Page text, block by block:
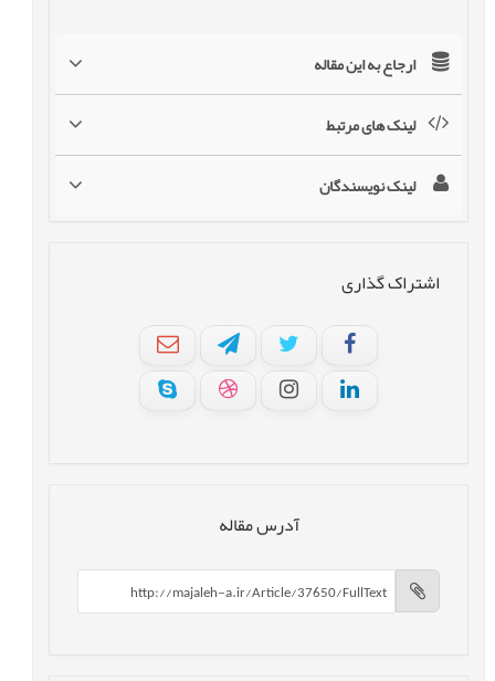
ارجاع به این مقاله
لینک های مرتبط
لینک نویسندگان
اشتراک گذاری
آدرس مقاله